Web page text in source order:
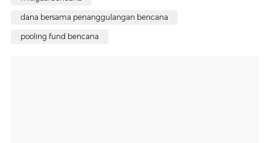
dana bersama penanggulangan bencana
pooling fund bencana